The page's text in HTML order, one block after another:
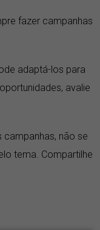
fazer campanhas
adaptá-los para
avalie
não se
tema. Compartilhe